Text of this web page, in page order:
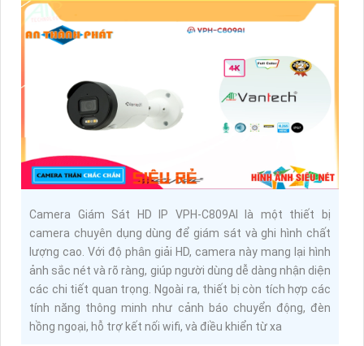
Camera Giám Sát HD IP VPH-C809AI là một thiết bị
camera chuyên dụng dùng để giám sát và ghi hình chất
lượng cao. Với độ phân giải HD, camera này mang lại hình
ảnh sắc nét và rõ ràng, giúp người dùng dễ dàng nhận diện
các chi tiết quan trọng. Ngoài ra, thiết bị còn tích hợp các
tính năng thông minh như cảnh báo chuyển động, đèn
hồng ngoại, hỗ trợ kết nối wifi, và điều khiển từ xa